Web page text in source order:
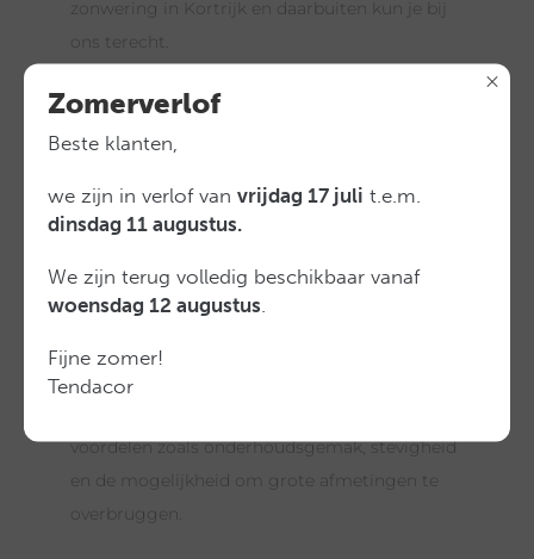
zonwering in Kortrijk en daarbuiten kun je bij
ons terecht.
Kortrijk
rolgordijn. Het gaat om een product waarbij de
stof kan worden op- en afgerold om de zon en
het licht te reguleren. Polyester stof wordt
gecoat om strak te kunnen oprollen. De laatste
voordelen zoals onderhoudsgemak, stevigheid
en de mogelijkheid om grote afmetingen te
overbruggen.
Zomerverlof
Beste klanten,
we zijn in verlof van vrijdag 17 juli t.e.m.
dinsdag 11 augustus.
We zijn terug volledig beschikbaar vanaf
woensdag 12 augustus
Fijne zomer!
Tendacor